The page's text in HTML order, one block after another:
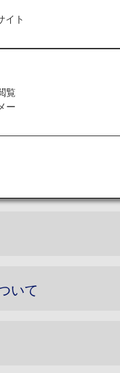
の
預かりができる
全データーシー
るか、出発まで
いて
イト
覧
ー